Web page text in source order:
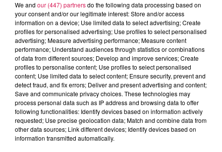
Canal fm
Geoffrey Deloux
La Ligne des Auditeurs
0:00 3 min 56 sec
6 février 2026 - 3 min 56 sec
06.02.2026 - CHRISTELLE ET LES PRIX DES
CONCERTS
We and our (447) partnersdo the following data processing based on
your consent and/or our legitimate interest: Store and/or access
information on a device; Use limited data to select advertising; Create
profiles for personalised advertising; Use profiles to select personalised
advertising; Measure advertising performance; Measure content
performance; Understand audiences through statistics or combinations
of data from different sources; Develop and improve services; Create
profiles to personalise content; Use profiles to select personalised
content; Use limited data to select content; Ensure security, prevent and
detect fraud, and fix errors; Deliver and present advertising and content;
Save and communicate privacy choices. These technologies may
process personal data such as IP address and browsing data to offer
following functionalities: Identify devices based on information actively
requested; Use precise geolocation data; Match and combine data from
other data sources; Link different devices; Identify devices based on
information transmitted automatically.